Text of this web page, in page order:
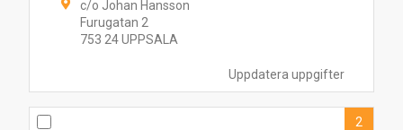
Uppdatera uppgifter
c/o Johan Hansson
Furugatan 2
753 24 UPPSALA
2